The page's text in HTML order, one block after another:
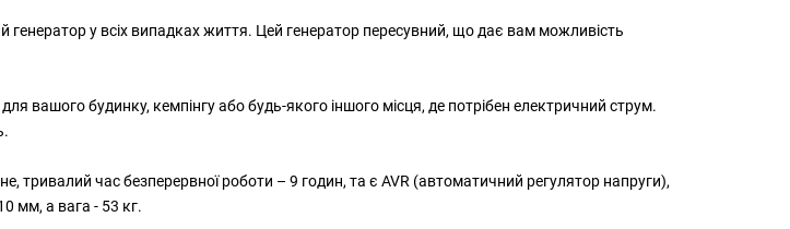
генератор у всіх випадках життя. Цей генератор пересувний, що дає вам можливість
вашого будинку, кемпінгу або будь-якого іншого місця, де потрібен електричний струм.
тривалий час безперервної роботи – 9 годин, та є AVR (автоматичний регулятор напруги),
мм, а вага - 53 кг.